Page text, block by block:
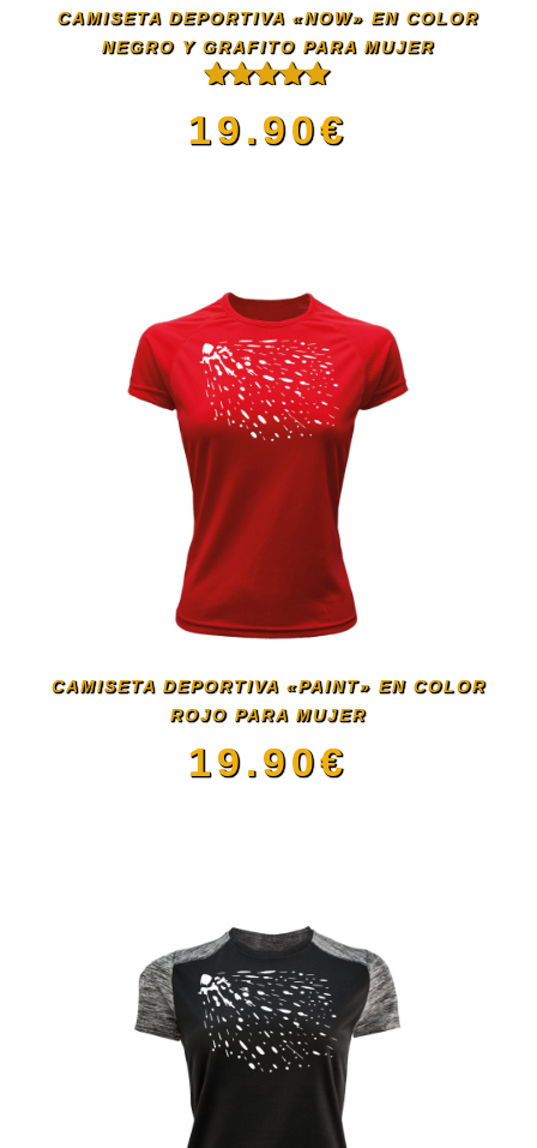
pueden
elegir
página
de
producto
CAMISETA DEPORTIVA «NOW» EN COLOR
NEGRO Y GRAFITO PARA MUJER
con5.00de
19.90€
tiene
múltiples
variantes.
Las
opciones
se
pueden
elegir
la
página
de
producto
CAMISETA DEPORTIVA «PAINT» EN COLOR
ROJO PARA MUJER
19.90€
tiene
múltiples
variantes.